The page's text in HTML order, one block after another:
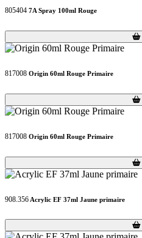
805404 7A Spray 100ml Rouge
Loading...
Loading...
817008 Origin 60ml Rouge Primaire
Loading...
Loading...
817008 Origin 60ml Rouge Primaire
Loading...
Loading...
908.356 Acrylic EF 37ml Jaune primaire
Loading...
Loading...